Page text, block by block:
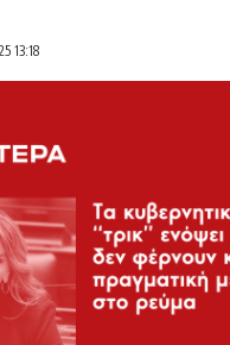
13:18